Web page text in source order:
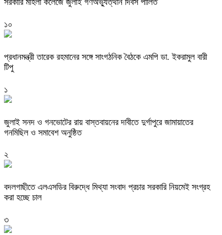
১০
প্রধানমন্ত্রী তারেক রহমানের সঙ্গে সাংগঠনিক বৈঠকে এমপি ডা. ইকরামুল বারী
টিপু
১
জুলাই সনদ ও গনভোটের রায় বাস্তবায়নের দাবীতে দুর্গাপুরে জামায়াতের
গনমিছিল ও সমাবেশ অনুষ্ঠিত
২
বদলগাছীতে এলএসডির বিরুদ্ধে মিথ্যা সংবাদ প্রচার সরকারি নিয়মেই সংগ্রহ
করা হচ্ছে চাল
৩